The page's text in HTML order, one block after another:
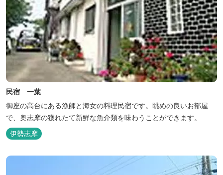
民宿 一葉
御座の高台にある漁師と海女の料理民宿です。眺めの良いお部屋
で、奥志摩の獲れたて新鮮な魚介類を味わうことができます。
伊勢志摩